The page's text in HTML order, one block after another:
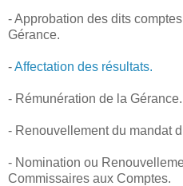
- Approbation des dits
Gérance.
-Affectation des résultats.
- Rémunération de la Gérance.
- Renouvellement du mandat
- Nomination ou
Commissaires aux Comptes.